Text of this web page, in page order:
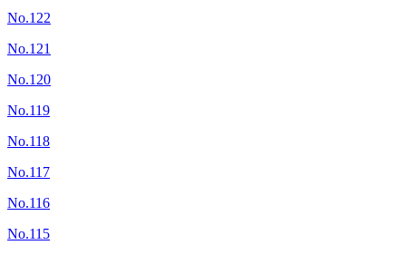
No.122
No.121
No.120
No.119
No.118
No.117
No.116
No.115